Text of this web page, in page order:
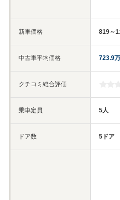
新車価格
中古車平均価格
クチコミ総合評価
乗車定員
ドア数
819～
723.9
5人
5ドア